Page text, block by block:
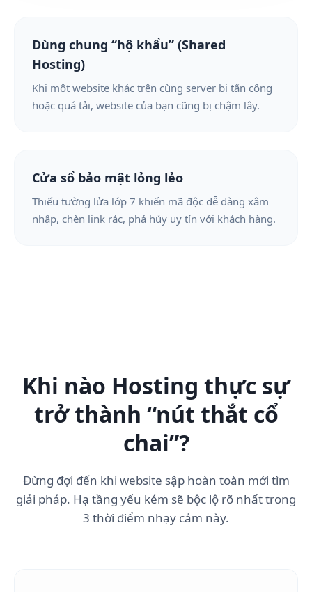
Dùng chung “hộ khẩu” (Shared
Hosting)
Khi một website khác trên cùng server bị tấn công
hoặc quá tải, website của bạn cũng bị chậm lây.
Cửa sổ bảo mật lỏng lẻo
Thiếu tường lửa lớp 7 khiến mã độc dễ dàng xâm
nhập, chèn link rác, phá hủy uy tín với khách hàng.
Khi nào Hosting thực sự
trở thành “nút thắt cổ
chai”?
Đừng đợi đến khi website sập hoàn toàn mới tìm
giải pháp. Hạ tầng yếu kém sẽ bộc lộ rõ nhất trong
3 thời điểm nhạy cảm này.